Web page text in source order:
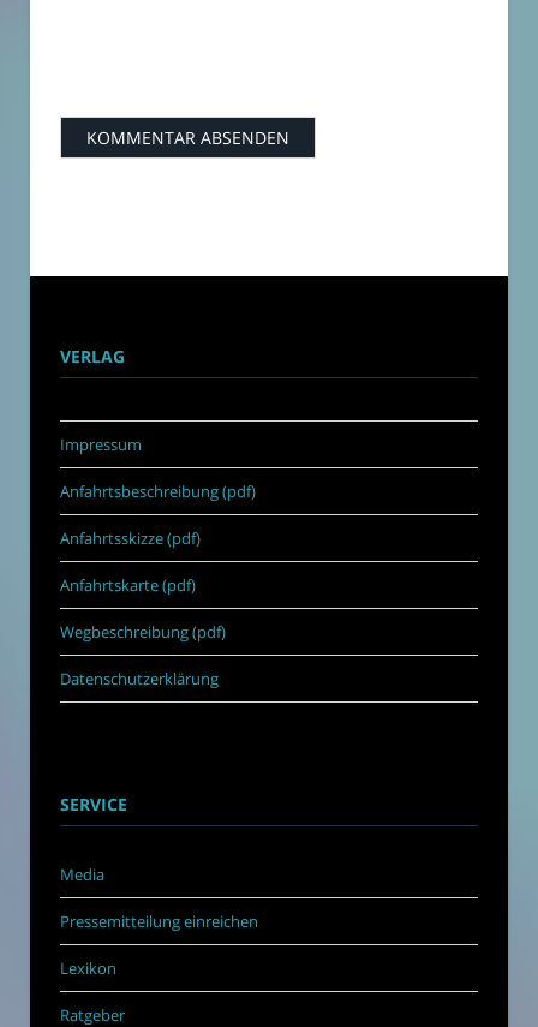
VERLAG
Impressum
Anfahrtsbeschreibung (pdf)
Anfahrtsskizze (pdf)
Anfahrtskarte (pdf)
Wegbeschreibung (pdf)
Datenschutzerklärung
SERVICE
Media
Pressemitteilung einreichen
Lexikon
Ratgeber